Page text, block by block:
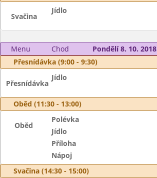
Svačina
Jídlo
Menu Chod
Pondělí 8. 10. 2018
Přesnídávka (9:00 - 9:30)
Přesnídávka
Jídlo
Oběd (11:30 - 13:00)
Oběd
Polévka
Jídlo
Příloha
Nápoj
Svačina (14:30 - 15:00)